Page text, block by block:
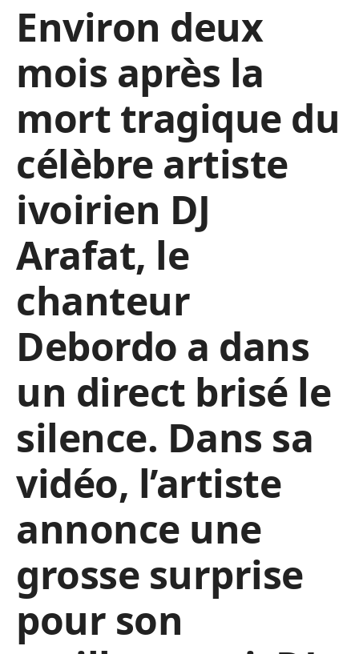
Environ deux
mois après la
mort tragique du
célèbre artiste
ivoirien DJ
Arafat, le
chanteur
Debordo a dans
un direct brisé le
silence. Dans sa
vidéo, l’artiste
annonce une
grosse surprise
pour son